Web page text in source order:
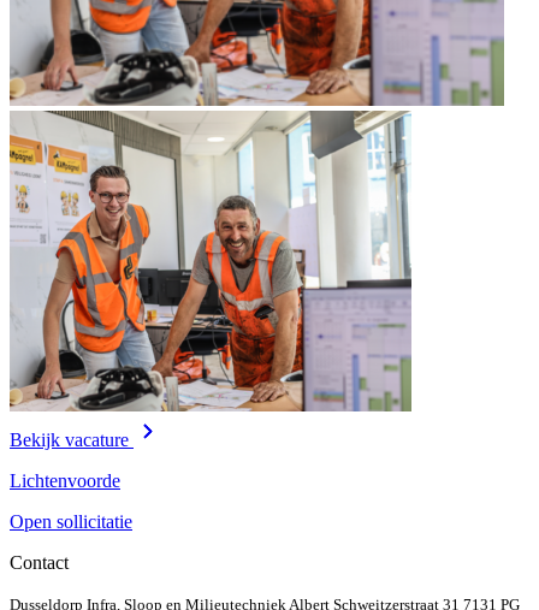
Bekijk vacature
Lichtenvoorde
Open sollicitatie
Contact
Dusseldorp Infra, Sloop en MilieutechniekAlbert Schweitzerstraat 31 7131 PG